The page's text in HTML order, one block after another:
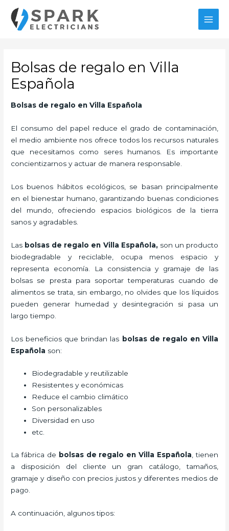
contenido
Bolsas de regalo en Villa
Española
Bolsas de regalo en Villa Española
El consumo del papel reduce el grado de contaminación,
el medio ambiente nos ofrece todos los recursos naturales
que necesitamos como seres humanos. Es importante
concientizarnos y actuar de manera responsable.
Los buenos hábitos ecológicos, se basan principalmente
en el bienestar humano, garantizando buenas condiciones
del mundo, ofreciendo espacios biológicos de la tierra
sanos y agradables.
Las bolsas de regalo en Villa Española, son un producto
biodegradable y reciclable, ocupa menos espacio y
representa economía. La consistencia y gramaje de las
bolsas se presta para soportar temperaturas cuando de
alimentos se trata, sin embargo, no olvides que los líquidos
pueden generar humedad y desintegración si pasa un
largo tiempo.
Los beneficios que brindan las bolsas de regalo en Villa
Española son:
Biodegradable y reutilizable
Resistentes y económicas
Reduce el cambio climático
Son personalizables
Diversidad en uso
etc.
La fábrica de bolsas de regalo en Villa Española , tienen
a disposición del cliente un gran catálogo, tamaños,
gramaje y diseño con precios justos y diferentes medios de
pago.
A continuación, algunos tipos: